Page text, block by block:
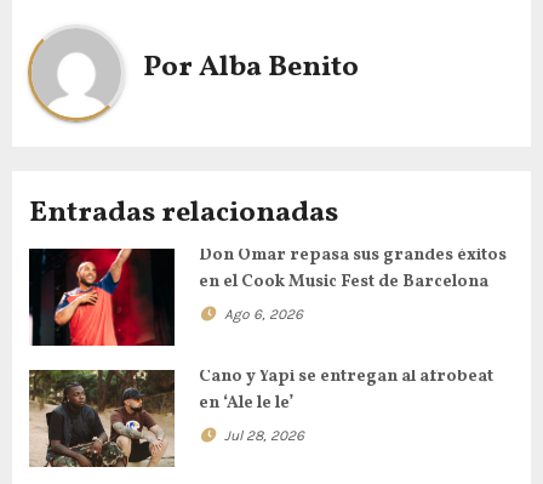
PorAlba Benito
Entradas relacionadas
Don Omar repasa sus grandes éxitos
en el Cook Music Fest de Barcelona
Ago 6, 2026
Cano y Yapi se entregan al afrobeat
en ‘Ale le le’
Jul 28, 2026